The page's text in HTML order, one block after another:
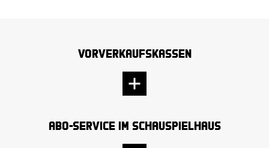
Vorverkaufskassen
Abo-Service im Schauspielhaus